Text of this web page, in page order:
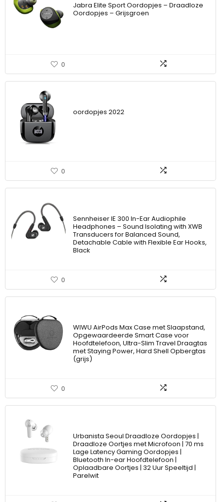
Jabra Elite Sport Oordopjes – Draadloze
Oordopjes – Grijsgroen
0
oordopjes 2022
0
Sennheiser IE 300 In-Ear Audiophile
Headphones – Sound Isolating with XWB
Transducers for Balanced Sound,
Detachable Cable with Flexible Ear Hooks,
Black
0
WIWU AirPods Max Case met Slaapstand,
Opgewaardeerde Smart Case voor
Hoofdtelefoon, Ultra-Slim Travel Draagtas
met Staying Power, Hard Shell Opbergtas
(grijs)
0
Urbanista Seoul Draadloze Oordopjes |
Draadloze Oortjes met Microfoon | 70 ms
Lage Latency Gaming Oordopjes |
Bluetooth In-ear Hoofdtelefoon |
Oplaadbare Oortjes | 32 Uur Speeltijd |
Parelwit